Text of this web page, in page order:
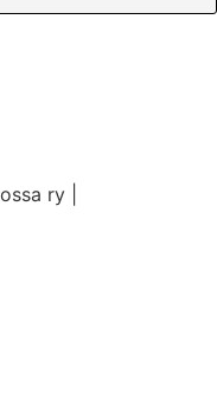
ry |